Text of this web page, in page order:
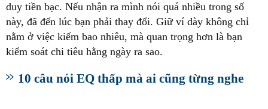
duy tiền bạc. Nếu nhận ra mình nói quá nhiều trong số
này, đã đến lúc bạn phải thay đổi. Giữ ví dày không chỉ
nằm ở việc kiếm bao nhiêu, mà quan trọng hơn là bạn
kiểm soát chi tiêu hằng ngày ra sao.
10 câu nói EQ thấp mà ai cũng từng nghe